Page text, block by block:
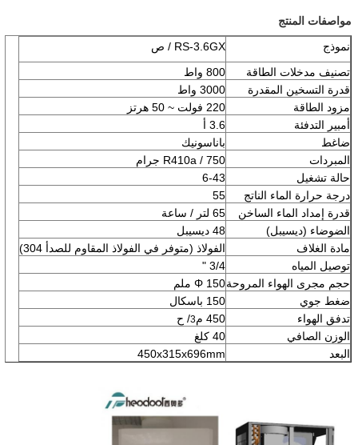
مواصفات المنتج
نموذج
RS-3.6GX / ص
تصنيف مدخلات الطاقة
800 واط
قدرة التسخين المقدرة
3000 واط
مزود الطاقة
220 فولت ~ 50 هرتز
أمبير التدفئة
3.6 أ
ضاغط
باناسونيك
المبردات
R410a / 750 جرام
حالة تشغيل
6-43
درجة حرارة الماء الناتج
55
قدرة إمداد الماء الساخن
65 لتر / ساعة
الضوضاء (ديسيبل)
48 ديسيبل
مادة الغلاف
الفولاذ (متوفر في الفولاذ المقاوم للصدأ 304)
توصيل المياه
3/4 "
حجم مجرى الهواء المروحةΦ 150 ملم
ضغط جوي
150 باسكال
تدفق الهواء
450 م 3/ ح
الوزن الصافي
40 كلغ
البعد
450x315x696mm